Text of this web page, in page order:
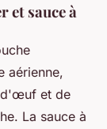
et sauce à
aérienne,
d'œuf et de
La sauce à